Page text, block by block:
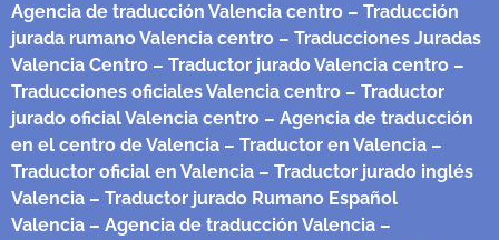
Agencia de traducción Valencia centro – Traducción
jurada rumano Valencia centro – Traducciones Juradas
Valencia Centro – Traductor jurado Valencia centro –
Traducciones oficiales Valencia centro – Traductor
jurado oficial Valencia centro – Agencia de traducción
en el centro de Valencia – Traductor en Valencia –
Traductor oficial en Valencia – Traductor jurado inglés
Valencia – Traductor jurado Rumano Español
Valencia – Agencia de traducción Valencia –